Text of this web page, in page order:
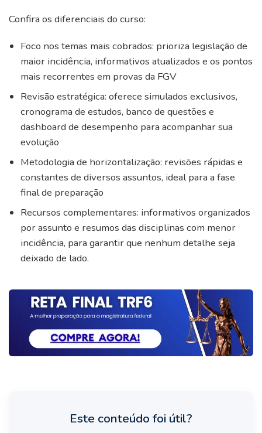
Confira os diferenciais do curso:
Foco nos temas mais cobrados: prioriza legislação de
maior incidência, informativos atualizados e os pontos
mais recorrentes em provas da FGV
Revisão estratégica: oferece simulados exclusivos,
cronograma de estudos, banco de questões e
dashboard de desempenho para acompanhar sua
evolução
Metodologia de horizontalização: revisões rápidas e
constantes de diversos assuntos, ideal para a fase
final de preparação
Recursos complementares: informativos organizados
por assunto e resumos das disciplinas com menor
incidência, para garantir que nenhum detalhe seja
deixado de lado.
Este conteúdo foi útil?